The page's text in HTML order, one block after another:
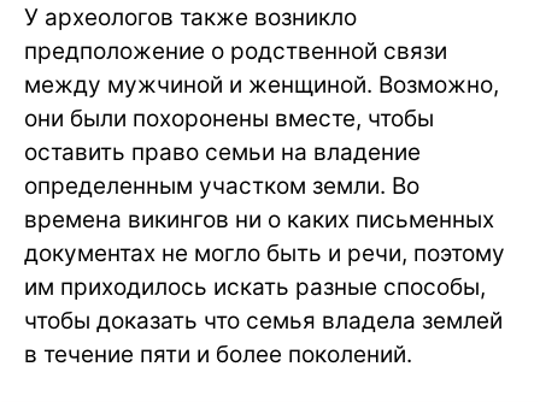
У археологов также возникло
предположение о родственной связи
между мужчиной и женщиной. Возможно,
они были похоронены вместе, чтобы
оставить право семьи на владение
определенным участком земли. Во
времена викингов ни о каких письменных
документах не могло быть и речи, поэтому
им приходилось искать разные способы,
чтобы доказать что семья владела землей
в течение пяти и более поколений.